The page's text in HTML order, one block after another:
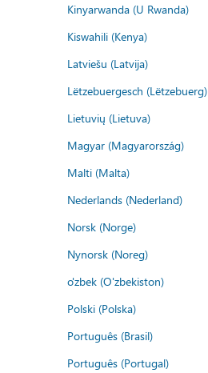
Kinyarwanda (U Rwanda)
Kiswahili (Kenya)
Latviešu (Latvija)
Lëtzebuergesch (Lëtzebuerg)
Lietuvių (Lietuva)
Magyar (Magyarország)
Malti (Malta)
Nederlands (Nederland)
Norsk (Norge)
Nynorsk (Noreg)
o'zbek (O'zbekiston)
Polski (Polska)
Português (Brasil)
Português (Portugal)